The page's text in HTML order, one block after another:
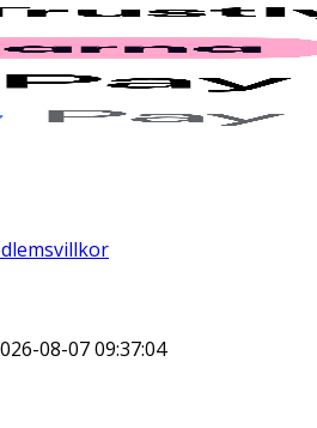
08-07 09:37:04